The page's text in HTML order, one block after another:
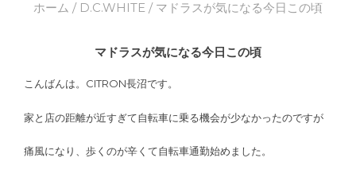
ホーム / D.C.WHITE / マドラスが気になる今日この頃
マドラスが気になる今日この頃
こんばんは。CITRON長沼です。
家と店の距離が近すぎて自転車に乗る機会が少なかったのですが
痛風になり、歩くのが辛くて自転車通勤始めました。